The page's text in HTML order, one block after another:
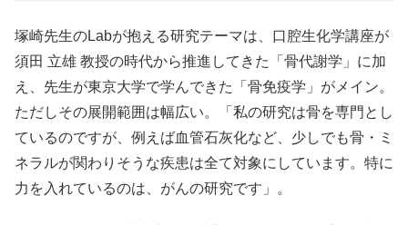
塚崎先生のLabが抱える研究テーマは、口腔生化学講座が
須田 立雄 教授の時代から推進してきた「骨代謝学」に加
え、先生が東京大学で学んできた「骨免疫学」がメイン。
ただしその展開範囲は幅広い。「私の研究は骨を専門とし
ているのですが、例えば血管石灰化など、少しでも骨・ミ
ネラルが関わりそうな疾患は全て対象にしています。特に
力を入れているのは、がんの研究です」。